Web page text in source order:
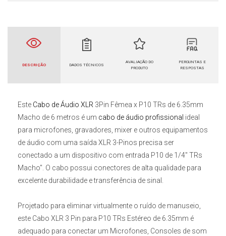
DESCRIÇÃO DADOS TÉCNICOS
AVALIAÇÃO DO
PRODUTO
PERGUNTAS E
RESPOSTAS
Este Cabo de Áudio XLR 3Pin Fêmea x P10 TRs de 6.35mm
Macho de 6 metros é um cabo de áudio profissional ideal
para microfones, gravadores, mixer e outros equipamentos
de áudio com uma saída XLR 3-Pinos precisa ser
conectado a um dispositivo com entrada P10 de 1/4" TRs
Macho". O cabo possui conectores de alta qualidade para
excelente durabilidade e transferência de sinal.
Projetado para eliminar virtualmente o ruído de manuseio,
este Cabo XLR 3 Pin para P10 TRs Estéreo de 6.35mm é
adequado para conectar um Microfones, Consoles de som